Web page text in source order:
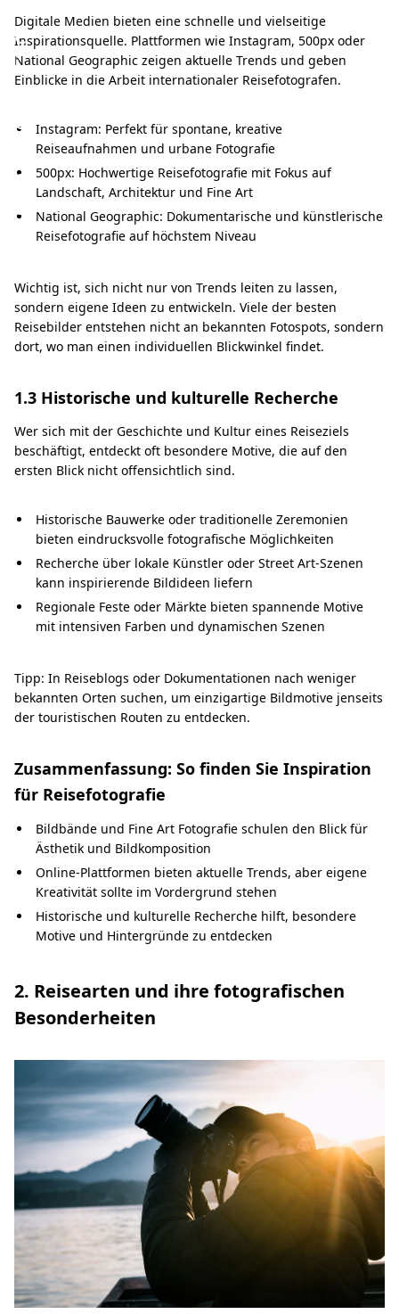
e
i
s
e
o
t
Digitale Medien bieten eine schnelle und vielseitige
Inspirationsquelle. Plattformen wie Instagram, 500px oder
National Geographic zeigen aktuelle Trends und geben
Einblicke in die Arbeit internationaler Reisefotografen.
Instagram: Perfekt für spontane, kreative
Reiseaufnahmen und urbane Fotografie
500px: Hochwertige Reisefotografie mit Fokus auf
Landschaft, Architektur und Fine Art
National Geographic: Dokumentarische und künstlerische
Reisefotografie auf höchstem Niveau
Wichtig ist, sich nicht nur von Trends leiten zu lassen,
sondern eigene Ideen zu entwickeln. Viele der besten
Reisebilder entstehen nicht an bekannten Fotospots, sondern
dort, wo man einen individuellen Blickwinkel findet.
1.3 Historische und kulturelle Recherche
Wer sich mit der Geschichte und Kultur eines Reiseziels
beschäftigt, entdeckt oft besondere Motive, die auf den
ersten Blick nicht offensichtlich sind.
Historische Bauwerke oder traditionelle Zeremonien
bieten eindrucksvolle fotografische Möglichkeiten
Recherche über lokale Künstler oder Street Art-Szenen
kann inspirierende Bildideen liefern
Regionale Feste oder Märkte bieten spannende Motive
mit intensiven Farben und dynamischen Szenen
Tipp: In Reiseblogs oder Dokumentationen nach weniger
bekannten Orten suchen, um einzigartige Bildmotive jenseits
der touristischen Routen zu entdecken.
Zusammenfassung: So finden Sie Inspiration
für Reisefotografie
Bildbände und Fine Art Fotografie schulen den Blick für
Ästhetik und Bildkomposition
Online-Plattformen bieten aktuelle Trends, aber eigene
Kreativität sollte im Vordergrund stehen
Historische und kulturelle Recherche hilft, besondere
Motive und Hintergründe zu entdecken
2. Reisearten und ihre fotografischen
Besonderheiten